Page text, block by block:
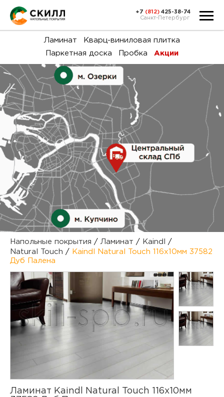
и
+7 (812) 425-38-74
Санкт-Петербург
Ламинат
Кварц-виниловая плитка
Паркетная доска
Пробка Акции
Напольные покрытия / Ламинат / Kaindl
/
Natural Touch /
Kaindl Natural Touch 116x10мм 37582
Дуб Палена
Ламинат Kaindl Natural Touch 116x10мм